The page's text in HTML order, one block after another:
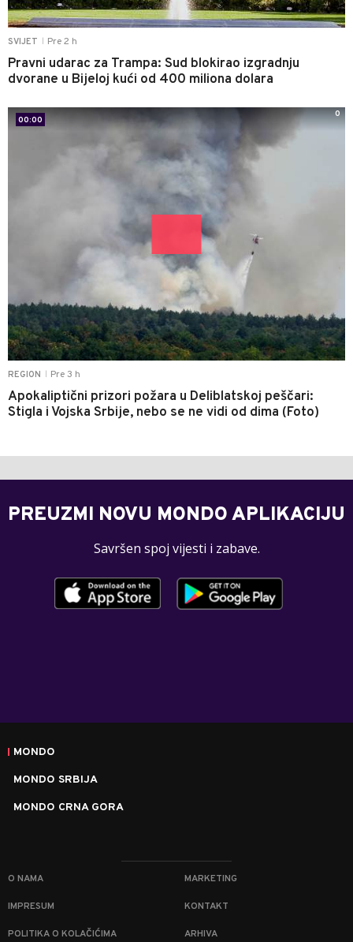
SVIJET Pre 2 h
Pravni udarac za Trampa: Sud blokirao izgradnju
dvorane u Bijeloj kući od 400 miliona dolara
REGION Pre 3 h
Apokaliptični prizori požara u Deliblatskoj peščari:
Stigla i Vojska Srbije, nebo se ne vidi od dima (Foto)
00:00
0
PREUZMI NOVU MONDO APLIKACIJU
Savršen spoj vijesti i zabave.
MONDO
MONDO SRBIJA
MONDO CRNA GORA
O NAMA MARKETING
IMPRESUM KONTAKT
POLITIKA O KOLAČIĆIMA ARHIVA